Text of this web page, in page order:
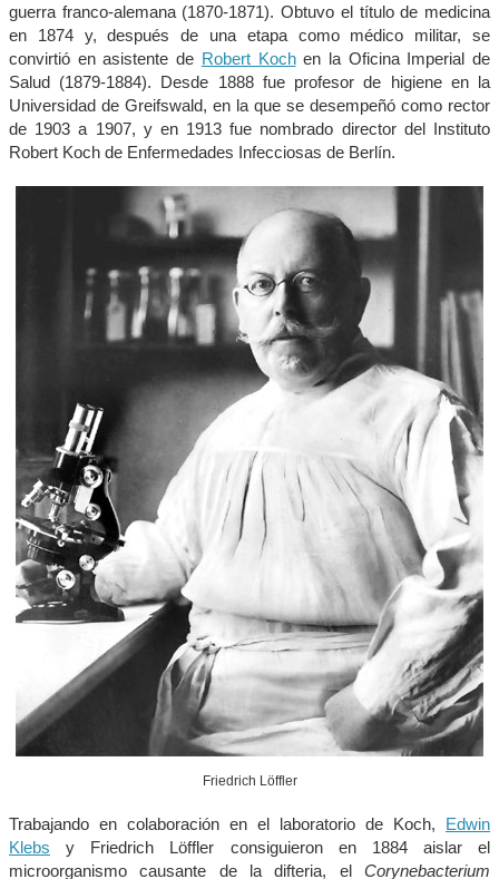
guerra franco-alemana (1870-1871). Obtuvo el título de medicina
en 1874 y, después de una etapa como médico militar, se
convirtió en asistente de Robert Kochen la Oficina Imperial de
Salud (1879-1884). Desde 1888 fue profesor de higiene en la
Universidad de Greifswald, en la que se desempeñó como rector
de 1903 a 1907, y en 1913 fue nombrado director del Instituto
Robert Koch de Enfermedades Infecciosas de Berlín.
Friedrich Löffler
Trabajando en colaboración en el laboratorio de Koch, Edwin
Klebs y Friedrich Löffler consiguieron en 1884 aislar el
microorganismo causante de la difteria, el Corynebacterium